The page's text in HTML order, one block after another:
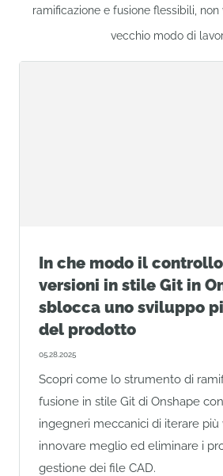
ramificazione e fusione flessibili, non
vecchio modo di
In che modo il
versioni in stile Git in
sblocca uno sviluppo
del prodotto
05.28.2025
Scopri come lo strumento di
fusione in stile Git di Onshape
ingegneri meccanici di iterare
innovare meglio ed eliminare i
gestione dei file CAD.